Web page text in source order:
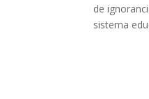
de
sistema